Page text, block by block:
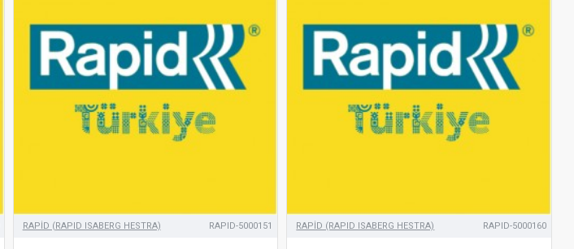
RAPİD (RAPID ISABERG HESTRA) RAPID-5000151 RAPİD (RAPID ISABERG HESTRA) RAPID-5000160